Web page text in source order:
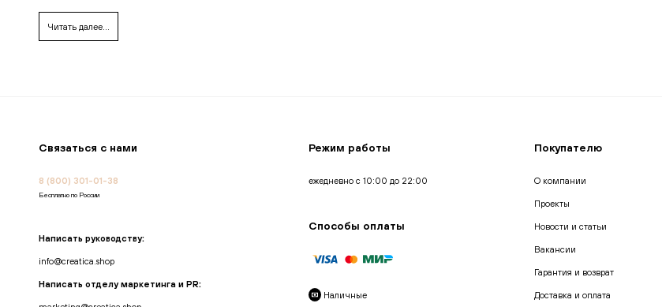
интересующие вопросы и помогут в выборе оптимального решения.
Читать далее...
Связаться с нами
8 (800) 301-01-38
Бесплатно по России
Написать руководству:
info@creatica.shop
Написать отделу маркетинга и PR:
Режим работы
ежедневно с 10:00 до 22:00
Способы оплаты
Наличные
Покупателю
О компании
Проекты
Новости и статьи
Вакансии
Гарантия и возврат
Доставка и оплата